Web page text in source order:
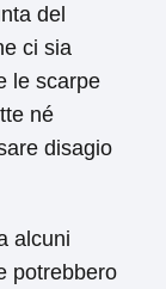
del
ci sia
le scarpe
né
disagio
alcuni
potrebbero